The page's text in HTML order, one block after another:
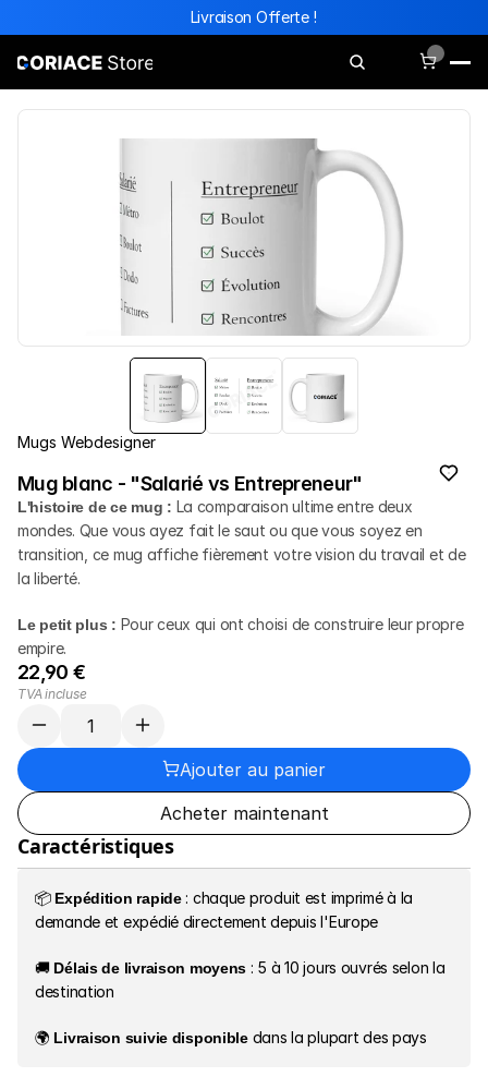
Livraison Offerte !
Tous les mugs
Mugs Webdesigner
Mug blanc - "Salarié vs Entrepreneur"
L'histoire de ce mug : La comparaison ultime entre deux
mondes. Que vous ayez fait le saut ou que vous soyez en
transition, ce mug affiche fièrement votre vision du travail et de
la liberté.
Le petit plus : Pour ceux qui ont choisi de construire leur propre
empire.
22,90 €
TVA incluse
Ajouter au panier
Acheter maintenant
Caractéristiques
📦 Expédition rapide : chaque produit est imprimé à la
demande et expédié directement depuis l'Europe
🚚 Délais de livraison moyens : 5 à 10 jours ouvrés selon la
destination
🌍 Livraison suivie disponible dans la plupart des pays